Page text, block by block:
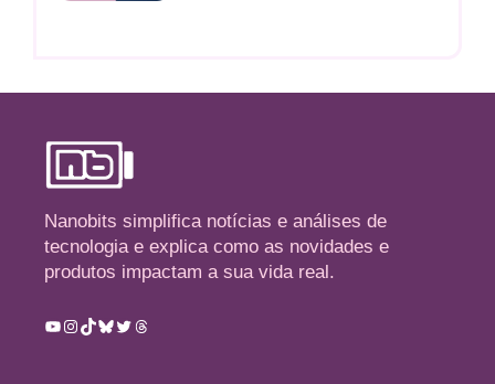
Nanobits simplifica notícias e análises de
tecnologia e explica como as novidades e
produtos impactam a sua vida real.
Youtube
Instagram
TikTok
Bluesky
TwitterThreads